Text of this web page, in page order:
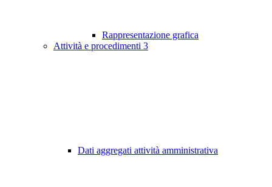
Rappresentazione grafica
Attività e procedimenti 3
Dati aggregati attività amministrativa